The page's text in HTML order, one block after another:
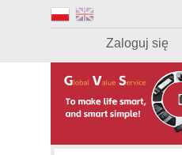
Zaloguj się